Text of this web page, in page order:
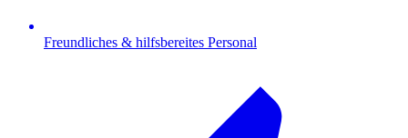
Freundliches & hilfsbereites Personal